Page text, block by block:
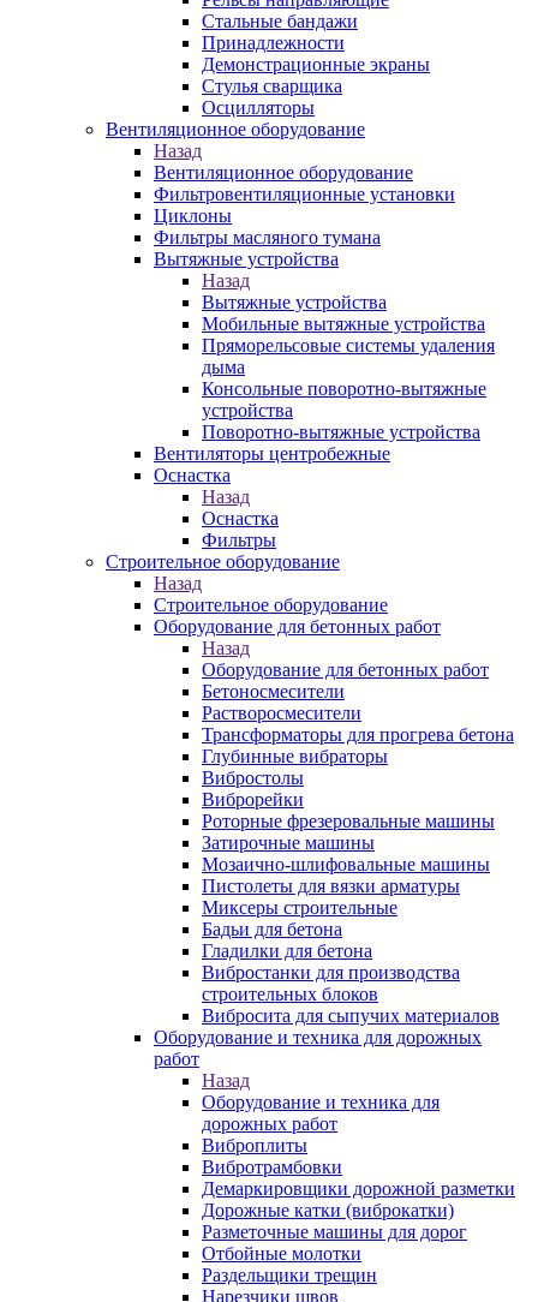
Стальные бандажи
Принадлежности
Демонстрационные экраны
Стулья сварщика
Осцилляторы
Вентиляционное оборудование
Назад
Вентиляционное оборудование
Фильтровентиляционные установки
Циклоны
Фильтры масляного тумана
Вытяжные устройства
Назад
Вытяжные устройства
Мобильные вытяжные устройства
Пряморельсовые системы удаления
дыма
Консольные поворотно-вытяжные
устройства
Поворотно-вытяжные устройства
Вентиляторы центробежные
Оснастка
Назад
Оснастка
Фильтры
Строительное оборудование
Назад
Строительное оборудование
Оборудование для бетонных работ
Назад
Оборудование для бетонных работ
Бетоносмесители
Растворосмесители
Трансформаторы для прогрева бетона
Глубинные вибраторы
Вибростолы
Виброрейки
Роторные фрезеровальные машины
Затирочные машины
Мозаично-шлифовальные машины
Пистолеты для вязки арматуры
Миксеры строительные
Бадьи для бетона
Гладилки для бетона
Вибростанки для производства
строительных блоков
Вибросита для сыпучих материалов
Оборудование и техника для дорожных
работ
Назад
Оборудование и техника для
дорожных работ
Виброплиты
Вибротрамбовки
Демаркировщики дорожной разметки
Дорожные катки (виброкатки)
Разметочные машины для дорог
Отбойные молотки
Раздельщики трещин
Нарезчики швов